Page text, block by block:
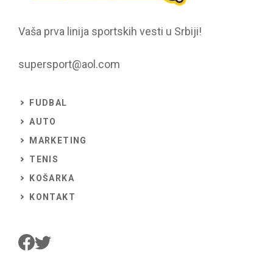
Vaša prva linija sportskih vesti u Srbiji!
supersport@aol.com
FUDBAL
AUTO
MARKETING
TENIS
KOŠARKA
KONTAKT